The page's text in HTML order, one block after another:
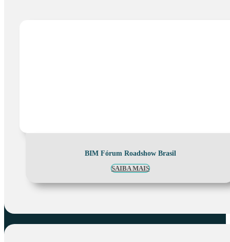
BIM Fórum Roadshow Brasil
SAIBA MAIS